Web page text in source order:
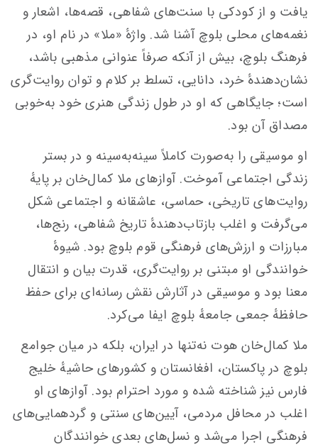
یافت و از کودکی با سنت‌های شفاهی، قصه‌ها، اشعار و
نغمه‌های محلی بلوچ آشنا شد. واژهٔ «ملا» در نام او، در
فرهنگ بلوچ، بیش از آنکه صرفاً عنوانی مذهبی باشد،
نشان‌دهندهٔ خرد، دانایی، تسلط بر کلام و توان روایت‌گری
است؛ جایگاهی که او در طول زندگی هنری خود به‌خوبی
مصداق آن بود.
او موسیقی را به‌صورت کاملاً سینه‌به‌سینه و در بستر
زندگی اجتماعی آموخت. آوازهای ملا کمال‌خان بر پایهٔ
روایت‌های تاریخی، حماسی، عاشقانه و اجتماعی شکل
می‌گرفت و اغلب بازتاب‌دهندهٔ تاریخ شفاهی، رنج‌ها،
مبارزات و ارزش‌های فرهنگی قوم بلوچ بود. شیوهٔ
خوانندگی او مبتنی بر روایت‌گری، قدرت بیان و انتقال
معنا بود و موسیقی در آثارش نقش رسانه‌ای برای حفظ
حافظهٔ جمعی جامعهٔ بلوچ ایفا می‌کرد.
ملا کمال‌خان هوت نه‌تنها در ایران، بلکه در میان جوامع
بلوچ در پاکستان، افغانستان و کشورهای حاشیهٔ خلیج
فارس نیز شناخته شده و مورد احترام بود. آوازهای او
اغلب در محافل مردمی، آیین‌های سنتی و گردهمایی‌های
فرهنگی اجرا می‌شد و نسل‌های بعدی خوانندگان